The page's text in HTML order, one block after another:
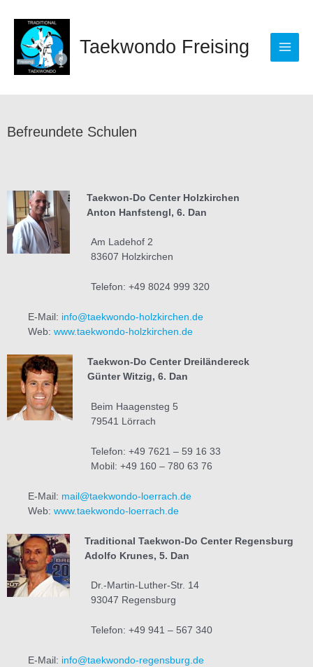
Inhalt
springen
Taekwondo Freising
Befreundete Schulen
Taekwon-Do Center Holzkirchen
Anton Hanfstengl, 6. Dan
Am Ladehof 2
83607 Holzkirchen
Telefon: +49 8024 999 320
E-Mail: info@taekwondo-holzkirchen.de
Web: www.taekwondo-holzkirchen.de
Taekwon-Do Center Dreiländereck
Günter Witzig, 6. Dan
Beim Haagensteg 5
79541 Lörrach
Telefon: +49 7621 – 59 16 33
Mobil: +49 160 – 780 63 76
E-Mail: mail@taekwondo-loerrach.de
Web: www.taekwondo-loerrach.de
Traditional Taekwon-Do Center Regensburg
Adolfo Krunes, 5. Dan
Dr.-Martin-Luther-Str. 14
93047 Regensburg
Telefon: +49 941 – 567 340
E-Mail: info@taekwondo-regensburg.de